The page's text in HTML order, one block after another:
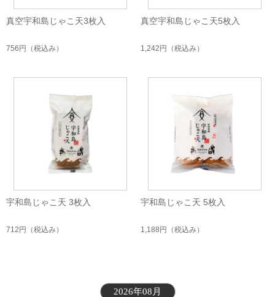
真空宇和島じゃこ天3枚入
756円 （税込み）
真空宇和島じゃこ天5枚入
1,242円 （税込み）
宇和島じゃこ天 3枚入
712円 （税込み）
宇和島じゃこ天 5枚入
1,188円 （税込み）
2026年08月